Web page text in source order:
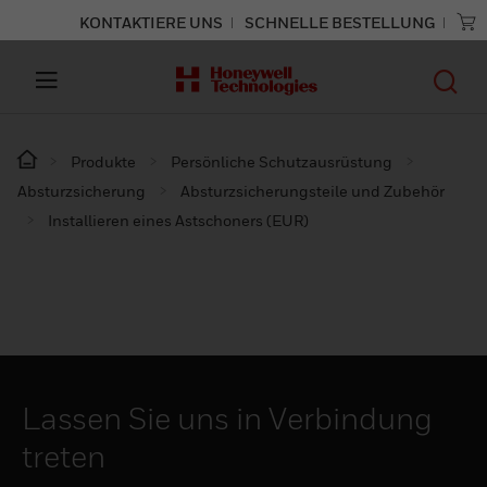
KONTAKTIERE UNS SCHNELLE BESTELLUNG
Produkte
Persönliche Schutzausrüstung
Absturzsicherung
Absturzsicherungsteile und Zubehör
Installieren eines Astschoners (EUR)
Lassen Sie uns in Verbindung
treten